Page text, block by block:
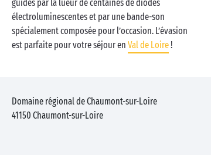
guidés par la lueur de centaines de diodes
électroluminescentes et par une bande-son
spécialement composée pour l’occasion. L’évasion
est parfaite pour votre séjour en Val de Loire!
Domaine régional de Chaumont-sur-Loire
41150 Chaumont-sur-Loire